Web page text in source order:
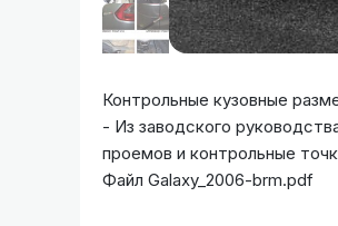
Контрольные кузовные
- Из заводского
проемов и контрольные
Файл Galaxy_2006-brm.pdf